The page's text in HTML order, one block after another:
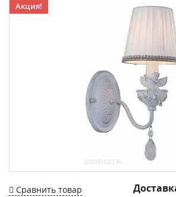
Акция!
Сравнить товар